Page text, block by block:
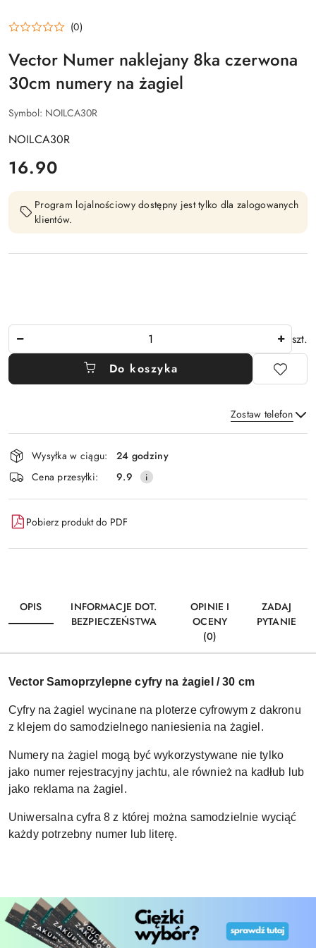
(0)
Vector Numer naklejany 8ka czerwona
30cm numery na żagiel
Symbol: NOILCA30R
NOILCA30R
cena:
16.90
Program lojalnościowy dostępny jest tylko dla zalogowanych
klientów.
szt.
Do koszyka
Zostaw telefon
Wyślij
Dostępność
i
dostawa
Wysyłka w ciągu:
24 godziny
Cena przesyłki:
9.9
Pobierz produkt do PDF
OPIS
INFORMACJE DOT.
BEZPIECZEŃSTWA
OPINIE I
OCENY
(0)
ZADAJ
PYTANIE
Vector Samoprzylepne cyfry na żagiel / 30 cm
Cyfry na żagiel wycinane na ploterze cyfrowym z dakronu
z klejem do samodzielnego naniesienia na żagiel.
Numery na żagiel mogą być wykorzystywane nie tylko
jako numer rejestracyjny jachtu, ale również na kadłub lub
jako reklama na żagiel.
Uniwersalna cyfra 8 z której można samodzielnie wyciąć
każdy potrzebny numer lub literę.